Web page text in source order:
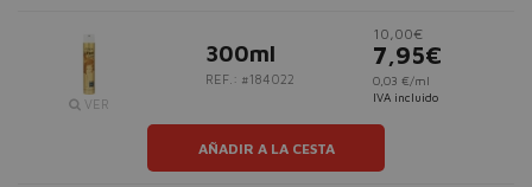
VER
300ml
REF.: #184022
10,00€
7,95€
0,03 €/ml
IVA incluido
AÑADIR A LA CESTA